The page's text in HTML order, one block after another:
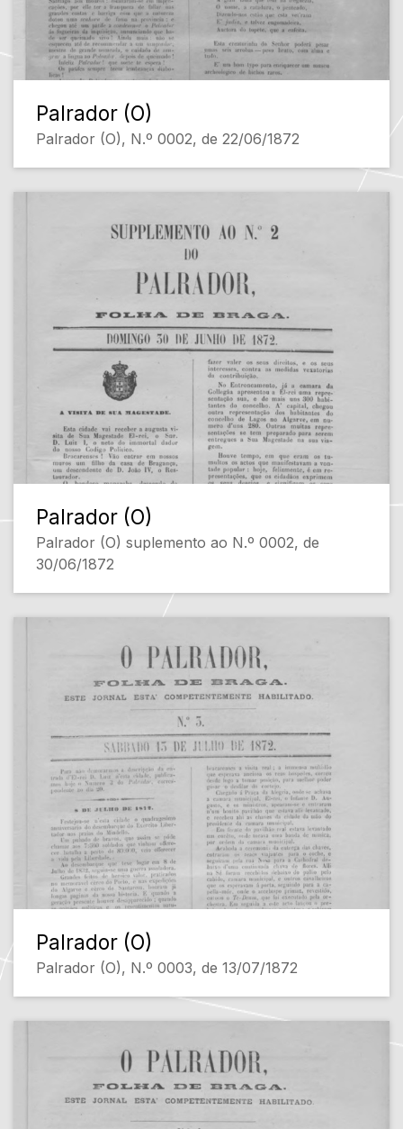
Palrador (O)
Palrador (O), N.º 0002, de 22/06/1872
Palrador (O)
Palrador (O) suplemento ao N.º 0002, de
30/06/1872
Palrador (O)
Palrador (O), N.º 0003, de 13/07/1872